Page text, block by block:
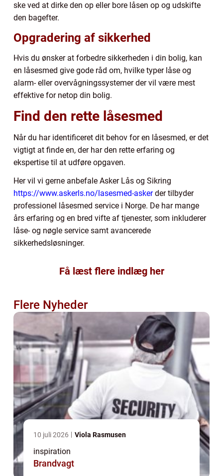
ske ved at dirke den op eller bore låsen op og udskifte
den bagefter.
Opgradering af sikkerhed
Hvis du ønsker at forbedre sikkerheden i din bolig, kan
en låsesmed give gode råd om, hvilke typer låse og
alarm- eller overvågningssystemer der vil være mest
effektive for netop din bolig.
Find den rette låsesmed
Når du har identificeret dit behov for en låsesmed, er det
vigtigt at finde en, der har den rette erfaring og
ekspertise til at udføre opgaven.
Her vil vi gerne anbefale Asker Lås og Sikring
https://www.askerls.no/lasesmed-askerder tilbyder
professionel låsesmed service i Norge. De har mange
års erfaring og en bred vifte af tjenester, som inkluderer
låse- og nøgle service samt avancerede
sikkerhedsløsninger.
Få læst flere indlæg her
Flere Nyheder
10 juli 2026 Viola Rasmusen
inspiration
Brandvagt